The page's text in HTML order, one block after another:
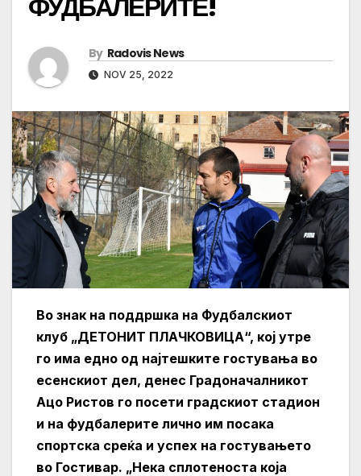
By Radovis News
NOV 25, 2022
Во знак на поддршка на Фудбалскиот
клуб „ДЕТОНИТ ПЛАЧКОВИЦА“, кој утре
го има едно од најтешките гостувања во
есенскиот дел, денес Градоначалникот
Ацо Ристов го посети градскиот стадион
и на фудбалерите лично им посака
спортска среќа и успех на гостувањето
во Гостивар. „Нека сплотеноста која